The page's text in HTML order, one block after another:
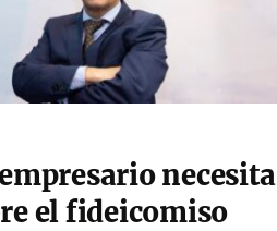
necesita
el fideicomiso